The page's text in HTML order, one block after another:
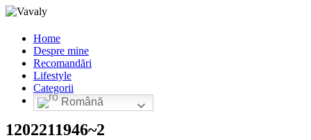
Home
Despre mine
Recomandări
Lifestyle
Categorii
Română
1202211946~2